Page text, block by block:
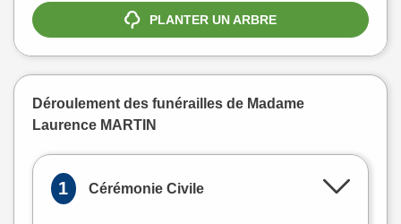
PLANTER UN ARBRE
Déroulement des funérailles de Madame
Laurence MARTIN
1 Cérémonie Civile